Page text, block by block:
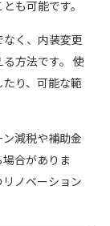
も可能です。
く、内装変更
方法です。 使
り、可能な範
減税や補助金
合がありま
ノベーション